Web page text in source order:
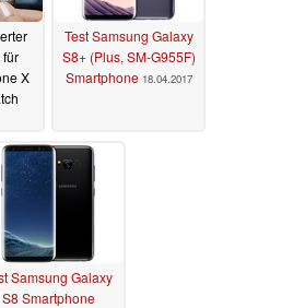
für
X
Test Samsung Galaxy
S8+ (Plus, SM-G955F)
Smartphone 18.04.2017
Samsung Galaxy
S8 Smartphone